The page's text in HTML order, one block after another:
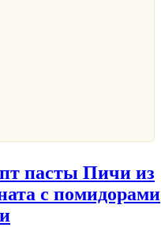
пасты Пичи из
с помидорами